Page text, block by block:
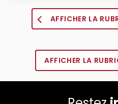
AFFICHER LA
AFFICHER LA